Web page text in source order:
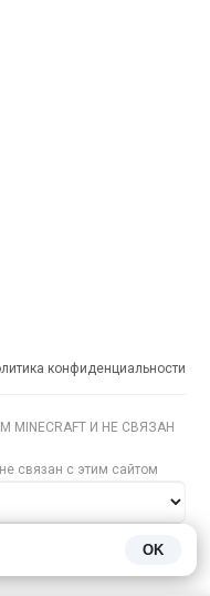
OK
конфиденциальности
И НЕ СВЯЗАН
связан с этим сайтом